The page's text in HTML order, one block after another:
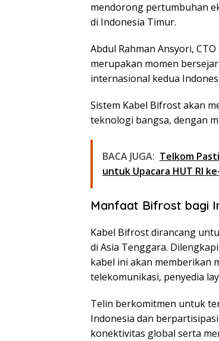
mendorong pertumbuhan
di Indonesia Timur.
Abdul Rahman Ansyori,
merupakan momen
internasional kedua
Sistem Kabel Bifrost akan
teknologi bangsa, dengan
BACA JUGA: Telkom
untuk Upacara HUT RI
Manfaat Bifrost bagi
Kabel Bifrost dirancang
di Asia Tenggara.
kabel ini akan memberikan
telekomunikasi, penyedia
Telin berkomitmen untuk
Indonesia dan
konektivitas global serta